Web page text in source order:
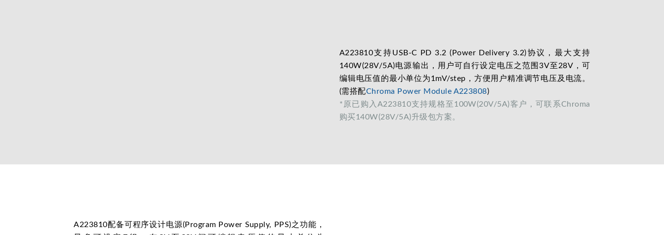
A223810支持USB-C PD 3.2 (Power Delivery 3.2)协议，最大支持
140W(28V/5A)电源输出，用户可自行设定电压之范围3V至28V，可
编辑电压值的最小单位为1mV/step，方便用户精准调节电压及电流。
(需搭配Chroma Power Module A223808)
*原已购入A223810支持规格至100W(20V/5A)客户，可联系Chroma
购买140W(28V/5A)升级包方案。
A223810配备可程序设计电源(Program Power Supply, PPS)之功能，